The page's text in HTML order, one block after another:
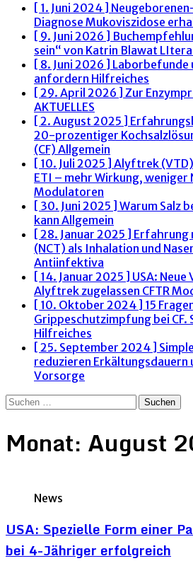
[ 1. Juni 2024 ]
Diagnose Mukoviszidose
[ 9. Juni 2026 ]
sein“ von Katrin Blawat
[ 8. Juni 2026 ] Laborbefunde
anfordern Hilfreiches
[ 29. April 2026 ] Zur
AKTUELLES
[ 2. August 2025 ]
20-prozentiger
(CF) Allgemein
[ 10. Juli 2025 ] Alyftrek
ETI – mehr Wirkung, weniger
Modulatoren
[ 30. Juni 2025 ] Warum Salz
kann Allgemein
[ 28. Januar 2025 ] Erfahrung
(NCT) als Inhalation und
Antiinfektiva
[ 14. Januar 2025 ] USA:
Alyftrek zugelassen CFTR
[ 10. Oktober 2024 ] 15
Grippeschutzimpfung bei
Hilfreiches
[ 25. September 2024 ]
reduzieren Erkältungsdauern
Vorsorge
Suchen
Monat: August
News
USA: Spezielle Form einer
bei 4-Jähriger erfolgreich